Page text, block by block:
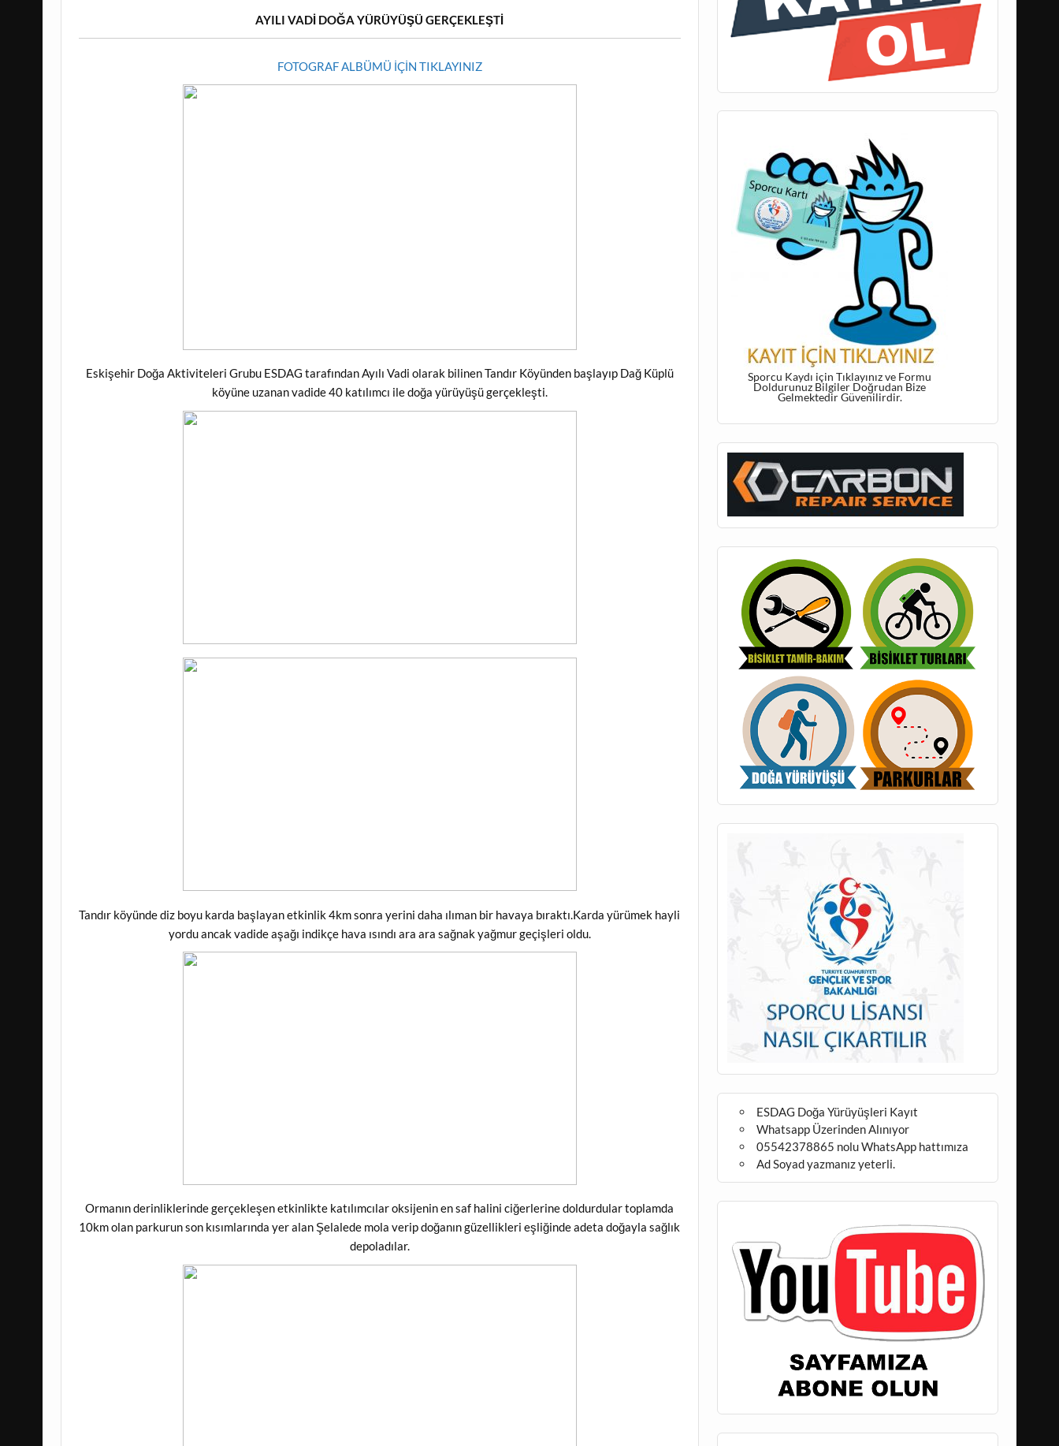
AYILI VADİ DOĞA YÜRÜYÜŞÜ GERÇEKLEŞTİ
FOTOGRAF ALBÜMÜ İÇİN TIKLAYINIZ
Eskişehir Doğa Aktiviteleri Grubu ESDAG tarafından Ayılı Vadi olarak bilinen Tandır Köyünden başlayıp Dağ Küplü
köyüne uzanan vadide 40 katılımcı ile doğa yürüyüşü gerçekleşti.
Tandır köyünde diz boyu karda başlayan etkinlik 4km sonra yerini daha ılıman bir havaya bıraktı.Karda yürümek hayli
yordu ancak vadide aşağı indikçe hava ısındı ara ara sağnak yağmur geçişleri oldu.
Ormanın derinliklerinde gerçekleşen etkinlikte katılımcılar oksijenin en saf halini ciğerlerine doldurdular toplamda
10km olan parkurun son kısımlarında yer alan Şelalede mola verip doğanın güzellikleri eşliğinde adeta doğayla sağlık
depoladılar.
Sporcu Kaydı için Tıklayınız ve Formu
Doldurunuz Bilgiler Doğrudan Bize
Gelmektedir Güvenilirdir.
ESDAG Doğa Yürüyüşleri Kayıt
Whatsapp Üzerinden Alınıyor
05542378865 nolu WhatsApp hattımıza
Ad Soyad yazmanız yeterli.